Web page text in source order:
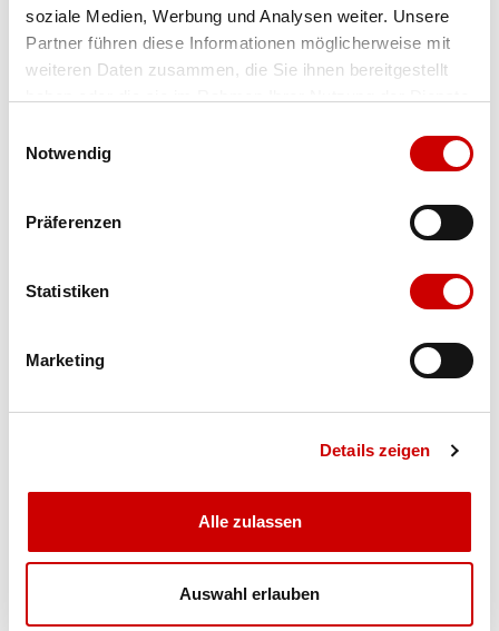
soziale Medien, Werbung und Analysen weiter. Unsere
Partner führen diese Informationen möglicherweise mit
weiteren Daten zusammen, die Sie ihnen bereitgestellt
Notwendig
Präferenzen
Statistiken
Marketing
Details zeigen
Alle zulassen
Auswahl erlauben
Ausgewählt
Verfügbarkeit:
Eigenschaften